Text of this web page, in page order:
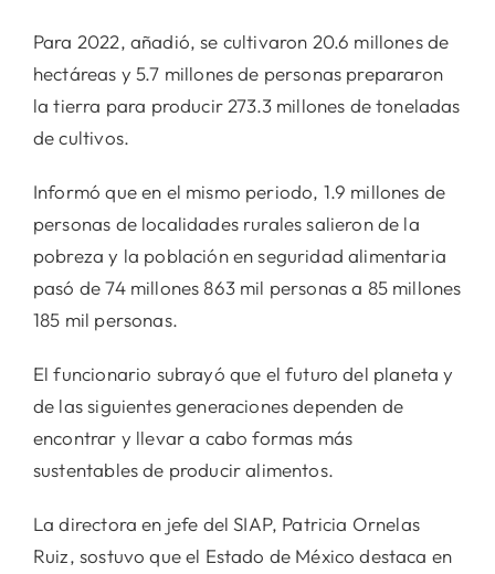
Para 2022, añadió, se cultivaron 20.6 millones de
hectáreas y 5.7 millones de personas prepararon
la tierra para producir 273.3 millones de toneladas
de cultivos.
Informó que en el mismo periodo, 1.9 millones de
personas de localidades rurales salieron de la
pobreza y la población en seguridad alimentaria
pasó de 74 millones 863 mil personas a 85 millones
185 mil personas.
El funcionario subrayó que el futuro del planeta y
de las siguientes generaciones dependen de
encontrar y llevar a cabo formas más
sustentables de producir alimentos.
La directora en jefe del SIAP, Patricia Ornelas
Ruiz, sostuvo que el Estado de México destaca en